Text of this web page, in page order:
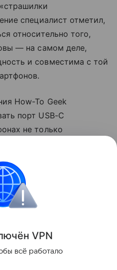
специалист отметил,
относительно того,
— на самом деле,
и совместима с той
How-To Geek
порт USB-C
не только
к мониторам.
Поделиться
ён VPN
всё работало